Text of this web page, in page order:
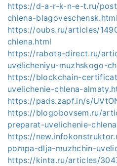
https://d-a-r-k-n-e-t.ru/
chlena-blagoveschensk.html
https://oubs.ru/articles/
chlena.html
https://rabota-direct.ru/
uvelicheniyu-muzhskogo-
https://blockchain-
uvelichenie-chlena-
https://pads.zapf.in/s/
https://blogobovsem.ru/
preparat-uvelichenie-
https://
pompa-dlja-muzhchin-
https://kinta.ru/articles/